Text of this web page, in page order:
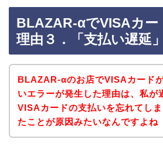
BLAZAR-αでVISAカー
理由３．「支払い遅延」
BLAZAR-αのお店でVISAカード
いエラーが発生した理由は、私が
VISAカードの支払いを忘れてし
たことが原因みたいなんですよね